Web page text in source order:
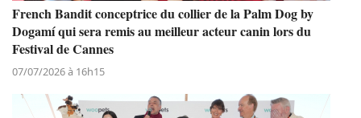
French Bandit conceptrice du collier de la Palm Dog by
Dogamí qui sera remis au meilleur acteur canin lors du
Festival de Cannes
07/07/2026 à 16h15